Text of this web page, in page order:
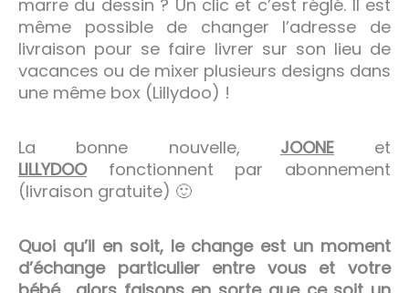
marre du dessin ? Un clic et c’est réglé. Il est
même possible de changer l’adresse de
livraison pour se faire livrer sur son lieu de
vacances ou de mixer plusieurs designs dans
une même box (Lillydoo) !
La bonne nouvelle, JOONEet
LILLYDOOfonctionnent par abonnement
(livraison gratuite) 🙂
Quoi qu’il en soit, le change est un moment
d’échange particulier entre vous et votre